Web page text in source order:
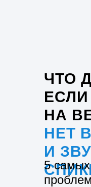
ЧТО
ЕСЛИ
НА
НЕТ
И
5